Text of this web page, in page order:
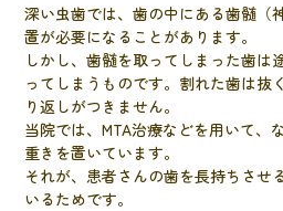
深い虫歯では、歯の中にある歯髄（
置が必要になることがあります。
しかし、歯髄を取ってしまった歯は
ってしまうものです。割れた歯は抜
り返しがつきません。
当院では、MTA治療などを用いて、
重きを置いています。
それが、患者さんの歯を長持ちさせ
いるためです。